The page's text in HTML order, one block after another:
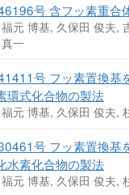
号 含フッ素重合
元 博基, 久保田 俊夫,
一
号 フッ素置換基
環式化合物の製法
元 博基, 久保田 俊夫,
号 フッ素置換基
水素化合物の製法
元 博基, 久保田 俊夫,